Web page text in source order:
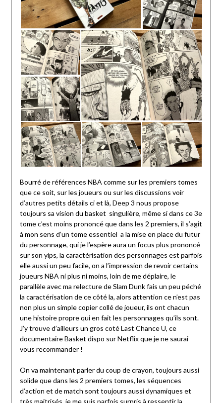
Bourré de références NBA comme sur les premiers tomes
que ce soit, sur les joueurs ou sur les discussions voir
d’autres petits détails ci et là, Deep 3 nous propose
toujours sa vision du basket singulière, même si dans ce 3e
tome c’est moins prononcé que dans les 2 premiers, il s’agit
à mon sens d’un tome essentiel a la mise en place du futur
du personnage, qui je l’espère aura un focus plus prononcé
sur son yips, la caractérisation des personnages est parfois
elle aussi un peu facile, on a l’impression de revoir certains
joueurs NBA ni plus ni moins, loin de me déplaire, le
parallèle avec ma relecture de Slam Dunk fais un peu péché
la caractérisation de ce côté la, alors attention ce n’est pas
non plus un simple copier collé de joueur, ils ont chacun
une histoire propre qui en fait les personnages qu’ils sont.
J’y trouve d’ailleurs un gros coté Last Chance U, ce
documentaire Basket dispo sur Netflix que je ne saurai
vous recommander !
On va maintenant parler du coup de crayon, toujours aussi
solide que dans les 2 premiers tomes, les séquences
d’action et de match sont toujours aussi dynamiques et
très maitrisés, je me suis parfois surpris à ressentir la